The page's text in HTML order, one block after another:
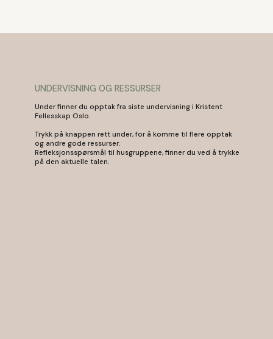
UNDERVISNING OG RESSURSER
Under finner du opptak fra siste undervisning i Kristent
Fellesskap Oslo.
Trykk på knappen rett under, for å komme til flere opptak
og andre gode ressurser.
Refleksjonsspørsmål til husgruppene, finner du ved å trykke
på den aktuelle talen.